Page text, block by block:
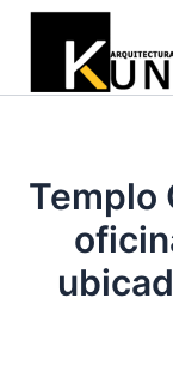
contenido
Templo